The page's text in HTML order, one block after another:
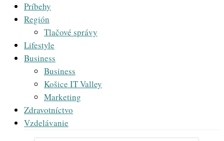
Príbehy
Región
Tlačové správy
Lifestyle
Business
Business
Košice IT Valley
Marketing
Zdravotníctvo
Vzdelávanie